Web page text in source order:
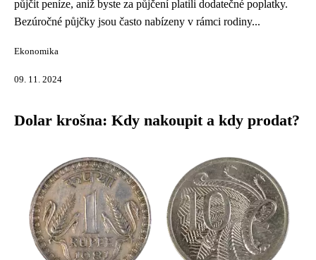
půjčit peníze, aniž byste za půjčení platili dodatečné poplatky.
Bezúročné půjčky jsou často nabízeny v rámci rodiny...
Ekonomika
09. 11. 2024
Dolar krošna: Kdy nakoupit a kdy prodat?